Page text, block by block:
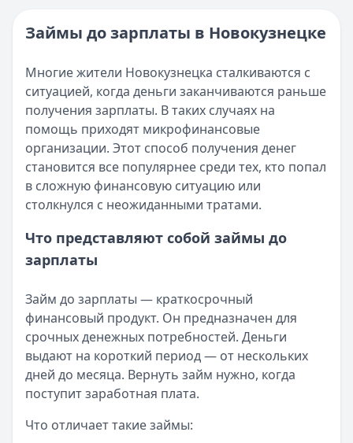
Категория:МФО и микрозаймы
Все статьи
Возврат переплаты в «Займере»: актуальная
Опубликовано:5 декабря 2025 г.
Категория:МФО
Читать новость
Срочный микрозайм 15 000 ₽ на карту: свежая
Кратко:Нужны 15 000 рублей на карту прямо сегодня?
Опубликовано: 5 декабря 2025 г.
Категория:МФО
Читать новость
Кратко:В III квартале 2025 года владельцы iPhone
Опубликовано:
Читать новость
57 сервисов микрозаймов через Госуслуги: где
Кратко:Авторизация через Госуслуги ускоряет
Опубликовано:23 ноября 2025 г.
Категория:МФО
Читать новость
Кратко: Пришло СМС об одобрении займа от Bigmani
Займы до зарплаты в Новокузнецке
Многие жители Новокузнецка сталкиваются с
ситуацией, когда деньги заканчиваются раньше
получения зарплаты. В таких случаях на
помощь приходят микрофинансовые
организации. Этот способ получения денег
становится все популярнее среди тех, кто попал
в сложную финансовую ситуацию или
столкнулся с неожиданными тратами.
Что представляют собой займы до
зарплаты
Займ до зарплаты — краткосрочный
финансовый продукт. Он предназначен для
срочных денежных потребностей. Деньги
выдают на короткий период — от нескольких
дней до месяца. Вернуть займ нужно, когда
поступит заработная плата.
Что отличает такие займы: